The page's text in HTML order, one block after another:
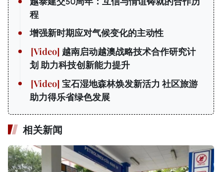
程
增强新时期应对气候变化的主动性
越南启动越澳战略技术合作研究计
划 助力科技创新能力提升
宝石湿地森林焕发新活力 社区旅游
助力得乐省绿色发展
相关新闻